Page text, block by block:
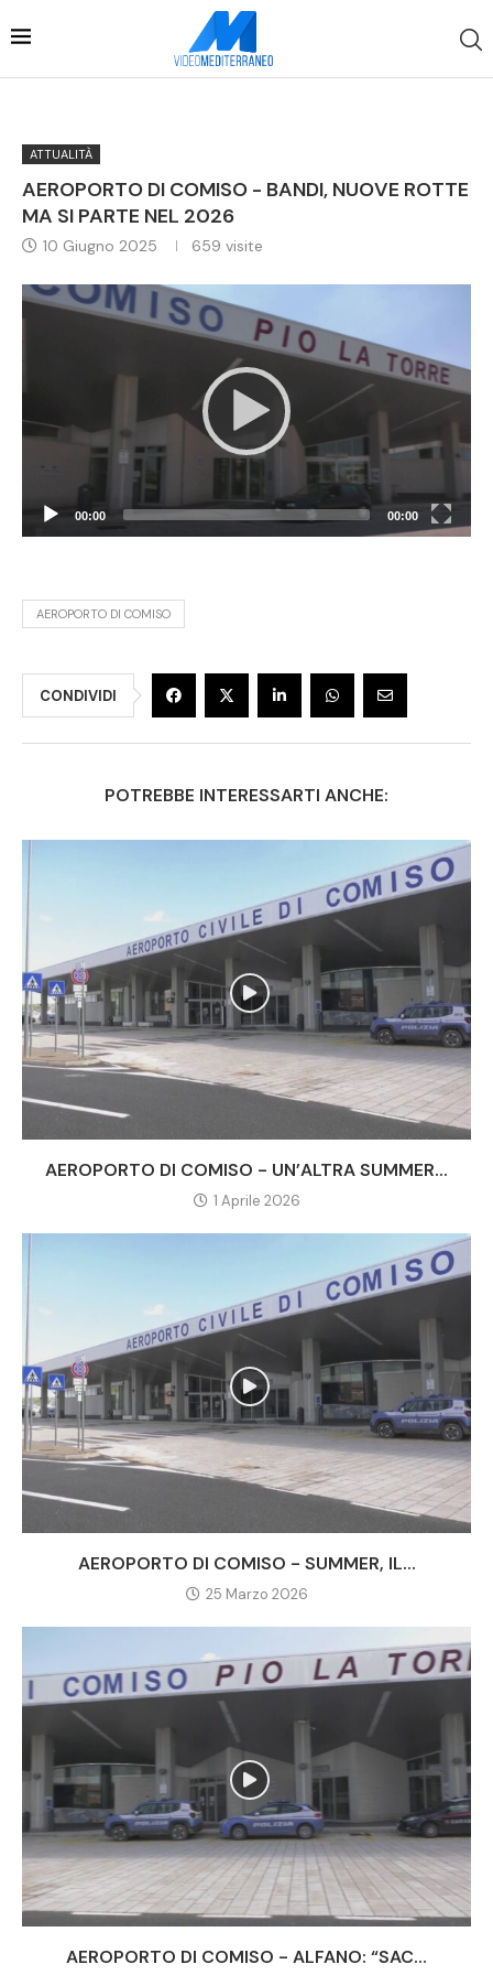
ATTUALITÀ
AEROPORTO DI COMISO - BANDI, NUOVE ROTTE
MA SI PARTE NEL 2026
10 Giugno 2025 659 visite
Player
00:00 00:00
AEROPORTO DI COMISO
CONDIVIDI
POTREBBE INTERESSARTI ANCHE:
AEROPORTO DI COMISO - UN’ALTRA SUMMER...
1 Aprile 2026
AEROPORTO DI COMISO - SUMMER, IL...
25 Marzo 2026
AEROPORTO DI COMISO - ALFANO: “SAC...